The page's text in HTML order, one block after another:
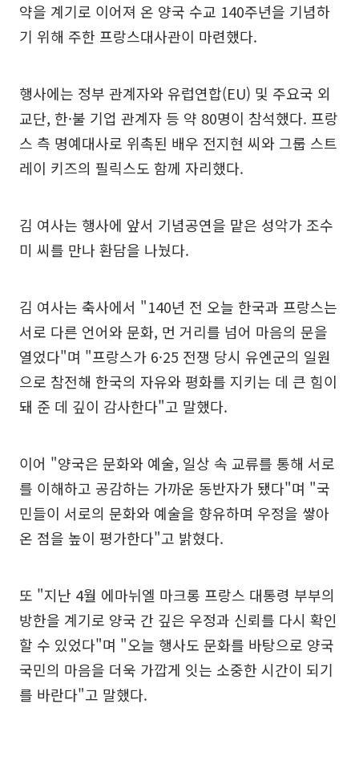
약을 계기로 이어져 온 양국 수교 140주년을 기념하
기 위해 주한 프랑스대사관이 마련했다.
행사에는 정부 관계자와 유럽연합(EU) 및 주요국 외
교단, 한·불 기업 관계자 등 약 80명이 참석했다. 프랑
스 측 명예대사로 위촉된 배우 전지현 씨와 그룹 스트
레이 키즈의 필릭스도 함께 자리했다.
김 여사는 행사에 앞서 기념공연을 맡은 성악가 조수
미 씨를 만나 환담을 나눴다.
김 여사는 축사에서 "140년 전 오늘 한국과 프랑스는
서로 다른 언어와 문화, 먼 거리를 넘어 마음의 문을
열었다"며 "프랑스가 6·25 전쟁 당시 유엔군의 일원
으로 참전해 한국의 자유와 평화를 지키는 데 큰 힘이
돼 준 데 깊이 감사한다"고 말했다.
이어 "양국은 문화와 예술, 일상 속 교류를 통해 서로
를 이해하고 공감하는 가까운 동반자가 됐다"며 "국
민들이 서로의 문화와 예술을 향유하며 우정을 쌓아
온 점을 높이 평가한다"고 밝혔다.
또 "지난 4월 에마뉘엘 마크롱 프랑스 대통령 부부의
방한을 계기로 양국 간 깊은 우정과 신뢰를 다시 확인
할 수 있었다"며 "오늘 행사도 문화를 바탕으로 양국
국민의 마음을 더욱 가깝게 잇는 소중한 시간이 되기
를 바란다"고 말했다.